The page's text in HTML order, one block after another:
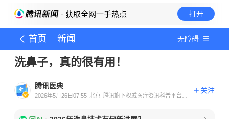
· 获取全网一手热点 打开
首页 新闻 无障碍
洗鼻子，真的很有用！
腾讯医典
2026年5月26日07:55 北京 腾讯旗下权威医疗资讯科普平台官
关注